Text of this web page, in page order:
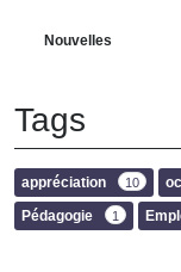
Nouvelles
Tags
appréciation 10
Pédagogie 1